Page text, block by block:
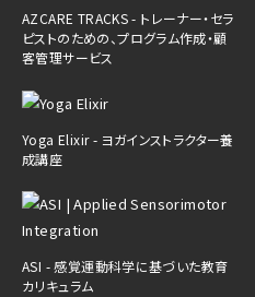
AZCARE TRACKS - トレーナー・セラ
ピストのための、プログラム作成・顧
客管理サービス
Yoga Elixir - ヨガインストラクター養
成講座
ASI - 感覚運動科学に基づいた教育
カリキュラム